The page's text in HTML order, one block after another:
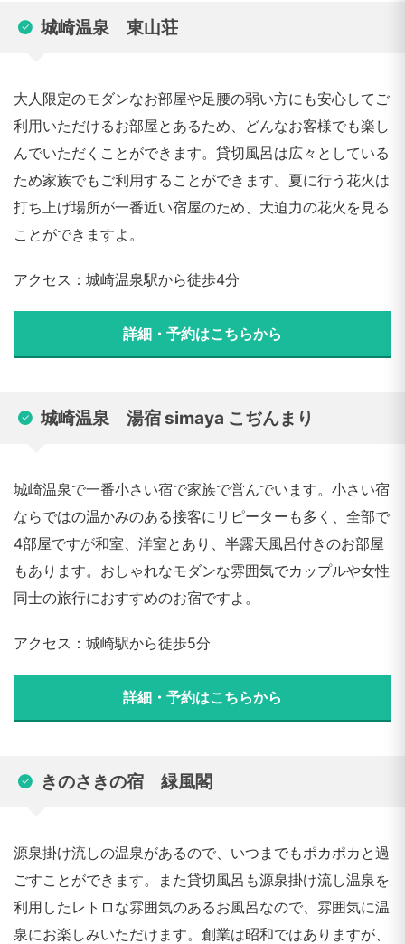
城崎温泉 東山荘
大人限定のモダンなお部屋や足腰の弱い方にも安心してご
利用いただけるお部屋とあるため、どんなお客様でも楽し
んでいただくことができます。貸切風呂は広々としている
ため家族でもご利用することができます。夏に行う花火は
打ち上げ場所が一番近い宿屋のため、大迫力の花火を見る
ことができますよ。
アクセス：城崎温泉駅から徒歩4分
詳細・予約はこちらから
城崎温泉 湯宿 simaya こぢんまり
城崎温泉で一番小さい宿で家族で営んでいます。小さい宿
ならではの温かみのある接客にリピーターも多く、全部で
4部屋ですが和室、洋室とあり、半露天風呂付きのお部屋
もあります。おしゃれなモダンな雰囲気でカップルや女性
同士の旅行におすすめのお宿ですよ。
アクセス：城崎駅から徒歩5分
詳細・予約はこちらから
きのさきの宿 緑風閣
源泉掛け流しの温泉があるので、いつまでもポカポカと過
ごすことができます。また貸切風呂も源泉掛け流し温泉を
利用したレトロな雰囲気のあるお風呂なので、雰囲気に温
泉にお楽しみいただけます。創業は昭和ではありますが、